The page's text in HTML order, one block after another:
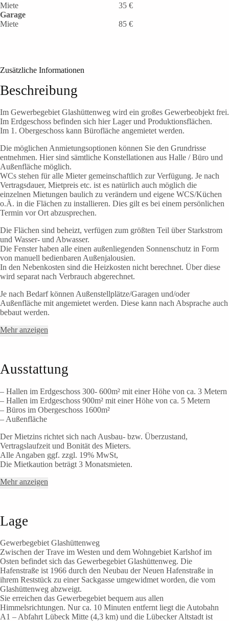
Miete
35 €
Garage
Miete
85 €
Zusätzliche Informationen
Beschreibung
Im Gewerbegebiet Glashüttenweg wird ein großes Gewerbeobjekt frei.
Im Erdgeschoss befinden sich hier Lager und Produktionsflächen.
Im 1. Obergeschoss kann Bürofläche angemietet werden.
Die möglichen Anmietungsoptionen können Sie den Grundrisse
entnehmen. Hier sind sämtliche Konstellationen aus Halle / Büro und
Außenfläche möglich.
WCs stehen für alle Mieter gemeinschaftlich zur Verfügung. Je nach
Vertragsdauer, Mietpreis etc. ist es natürlich auch möglich die
einzelnen Mietungen baulich zu verändern und eigene WCS/Küchen
o.Ä. in die Flächen zu installieren. Dies gilt es bei einem persönlichen
Termin vor Ort abzusprechen.
Die Flächen sind beheizt, verfügen zum größten Teil über Starkstrom
und Wasser- und Abwasser.
Die Fenster haben alle einen außenliegenden Sonnenschutz in Form
von manuell bedienbaren Außenjalousien.
In den Nebenkosten sind die Heizkosten nicht berechnet. Über diese
wird separat nach Verbrauch abgerechnet.
Je nach Bedarf können Außenstellplätze/Garagen und/oder
Außenfläche mit angemietet werden. Diese kann nach Absprache auch
bebaut werden.
Mehr anzeigen
Ausstattung
– Hallen im Erdgeschoss 300- 600m² mit einer Höhe von ca. 3 Metern
– Hallen im Erdgeschoss 900m² mit einer Höhe von ca. 5 Metern
– Büros im Obergeschoss 1600m²
– Außenfläche
Der Mietzins richtet sich nach Ausbau- bzw. Überzustand,
Vertragslaufzeit und Bonität des Mieters.
Alle Angaben ggf. zzgl. 19% MwSt,
Die Mietkaution beträgt 3 Monatsmieten.
Mehr anzeigen
Lage
Gewerbegebiet Glashüttenweg
Zwischen der Trave im Westen und dem Wohngebiet Karlshof im
Osten befindet sich das Gewerbegebiet Glashüttenweg. Die
Hafenstraße ist 1966 durch den Neubau der Neuen Hafenstraße in
ihrem Reststück zu einer Sackgasse umgewidmet worden, die vom
Glashüttenweg abzweigt.
Sie erreichen das Gewerbegebiet bequem aus allen
Himmelsrichtungen. Nur ca. 10 Minuten entfernt liegt die Autobahn
A1 – Abfahrt Lübeck Mitte (4,3 km) und die Lübecker Altstadt ist